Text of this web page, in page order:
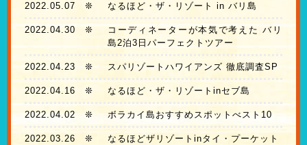
2022.05.07 ❊ なるほど・ザ・リゾート in バリ島
2022.04.30 ❊
コーディネーターが本気で考えた バリ
島2泊3日パーフェクトツアー
2022.04.23 ❊ スパリゾートハワイアンズ 徹底調査SP
2022.04.16 ❊ なるほど・ザ・リゾートinセブ島
2022.04.02 ❊ ボラカイ島おすすめスポットべスト10
2022.03.26 ❊ なるほどザリゾートinタイ・プーケット